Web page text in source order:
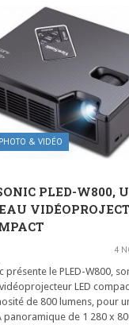
& VIDÉO
PLED-W800,
4
présente le PLED-W800,
LED
de 800 lumens, pour
panoramique de 1 280 x